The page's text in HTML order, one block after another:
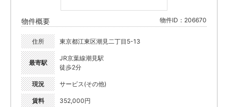
物件概要 物件ID：206670
住所 東京都江東区潮見二丁目5-13
最寄駅
JR京葉線潮見駅
徒歩2分
現況 サービス(その他)
賃料 352,000円